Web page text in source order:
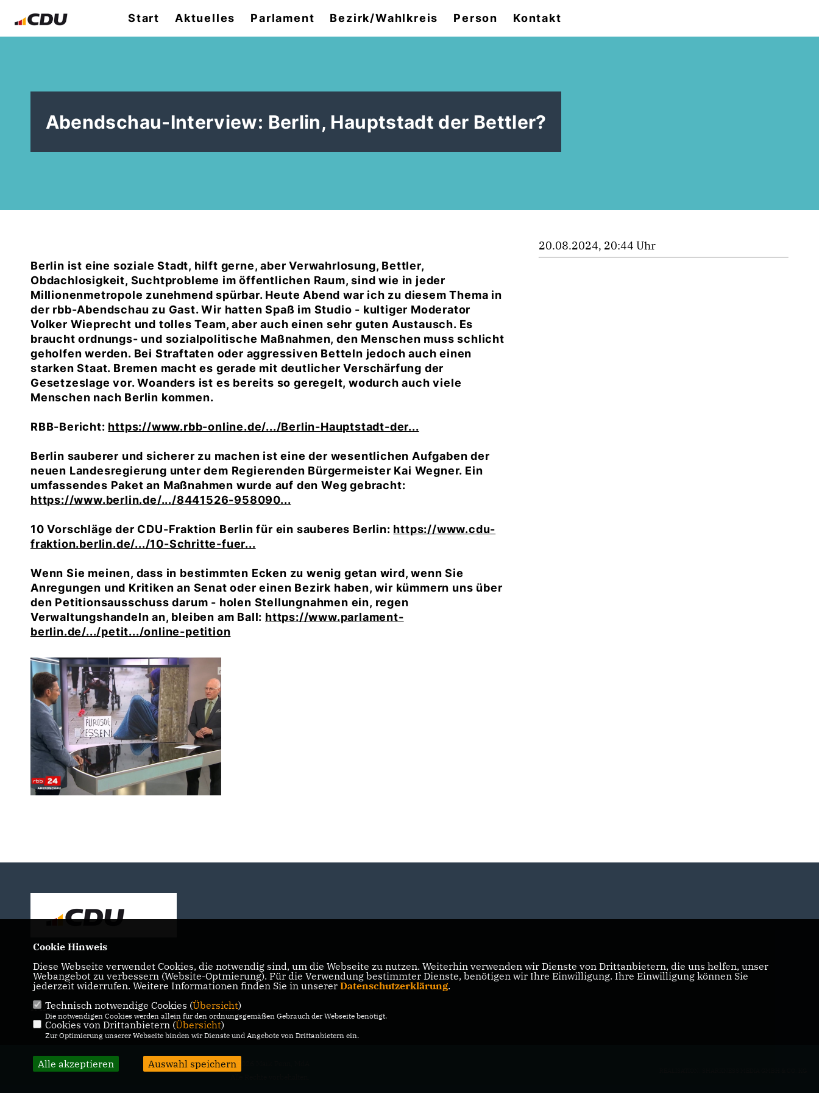
Start Aktuelles Parlament Bezirk/Wahlkreis Person Kontakt
Abendschau-Interview: Berlin, Hauptstadt der Bettler?
Berlin ist eine soziale Stadt, hilft gerne, aber Verwahrlosung, Bettler,
Obdachlosigkeit, Suchtprobleme im öffentlichen Raum, sind wie in jeder
Millionenmetropole zunehmend spürbar. Heute Abend war ich zu diesem Thema in
der rbb-Abendschau zu Gast. Wir hatten Spaß im Studio - kultiger Moderator
Volker Wieprecht und tolles Team, aber auch einen sehr guten Austausch. Es
braucht ordnungs- und sozialpolitische Maßnahmen, den Menschen muss schlicht
geholfen werden. Bei Straftaten oder aggressiven Betteln jedoch auch einen
starken Staat. Bremen macht es gerade mit deutlicher Verschärfung der
Gesetzeslage vor. Woanders ist es bereits so geregelt, wodurch auch viele
Menschen nach Berlin kommen.
RBB-Bericht: https://www.rbb-online.de/.../Berlin-Hauptstadt-der...
Berlin sauberer und sicherer zu machen ist eine der wesentlichen Aufgaben der
neuen Landesregierung unter dem Regierenden Bürgermeister Kai Wegner. Ein
umfassendes Paket an Maßnahmen wurde auf den Weg gebracht:
https://www.berlin.de/.../8441526-958090...
10 Vorschläge der CDU-Fraktion Berlin für ein sauberes Berlin: https://www.cdu-
fraktion.berlin.de/.../10-Schritte-fuer...
Wenn Sie meinen, dass in bestimmten Ecken zu wenig getan wird, wenn Sie
Anregungen und Kritiken an Senat oder einen Bezirk haben, wir kümmern uns über
den Petitionsausschuss darum - holen Stellungnahmen ein, regen
Verwaltungshandeln an, bleiben am Ball: https://www.parlament-
berlin.de/.../petit.../online-petition
20.08.2024, 20:44 Uhr
IMPRESSUM DATENSCHUTZ KONTAKT
@2026 Maik Penn, MdA
Cookie Hinweis
Diese Webseite verwendet Cookies, die notwendig sind, um die Webseite zu nutzen. Weiterhin verwenden wir Dienste von Drittanbietern, die uns helfen, unser
Webangebot zu verbessern (Website-Optmierung). Für die Verwendung bestimmter Dienste, benötigen wir Ihre Einwilligung. Ihre Einwilligung können Sie
jederzeit widerrufen. Weitere Informationen finden Sie in unserer Datenschutzerklärung.
Technisch notwendige Cookies (Übersicht)
Die notwendigen Cookies werden allein für den ordnungsgemäßen Gebrauch der Webseite benötigt.
Cookies von Drittanbietern (Übersicht)
Zur Optimierung unserer Webseite binden wir Dienste und Angebote von Drittanbietern ein.
Alle akzeptieren Auswahl speichern